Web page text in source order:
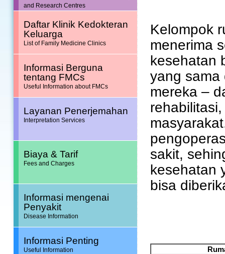
and Research Centres
Daftar Klinik Kedokteran
Keluarga
List of Family Medicine Clinics
Informasi Berguna
tentang FMCs
Useful Information about FMCs
Layanan Penerjemahan
Interpretation Services
Biaya & Tarif
Fees and Charges
Informasi mengenai
Penyakit
Disease Information
Informasi Penting
Useful Information
Kelompok
menerima
kesehatan
yang sama
mereka –
sakit,
kesehatan
bisa